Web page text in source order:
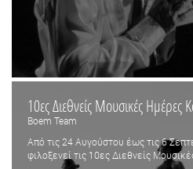
10ες Διεθνείς Μουσικές Ημέρες
Boem Team
Από τις 24 Αυγούστου έως τις 6
φιλοξενεί τις 10ες Διεθνείς